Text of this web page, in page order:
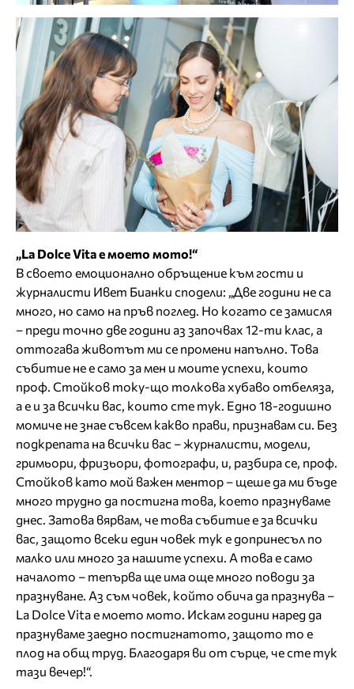
„La Dolce Vita е моето мото!“
В своето емоционално обръщение към гости и
журналисти Ивет Бианки сподели: „Две години не са
много, но само на пръв поглед. Но когато се замисля
– преди точно две години аз започвах 12-ти клас, а
оттогава животът ми се промени напълно. Това
събитие не е само за мен и моите успехи, които
проф. Стойков току-що толкова хубаво отбеляза,
а е и за всички вас, които сте тук. Едно 18-годишно
момиче не знае съвсем какво прави, признавам си. Без
подкрепата на всички вас – журналисти, модели,
гримьори, фризьори, фотографи, и, разбира се, проф.
Стойков като мой важен ментор – щеше да ми бъде
много трудно да постигна това, което празнуваме
днес. Затова вярвам, че това събитие е за всички
вас, защото всеки един човек тук е допринесъл по
малко или много за нашите успехи. А това е само
началото – тепърва ще има още много поводи за
празнуване. Аз съм човек, който обича да празнува –
La Dolce Vita е моето мото. Искам години наред да
празнуваме заедно постигнатото, защото то е
плод на общ труд. Благодаря ви от сърце, че сте тук
тази вечер!“.